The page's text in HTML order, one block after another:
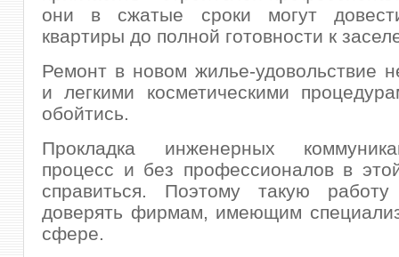
они в сжатые сроки могут
квартиры до полной готовности к
Ремонт в новом жилье-удовольствие
и легкими косметическими
обойтись.
Прокладка инженерных
процесс и без профессионалов в
справиться. Поэтому такую работу
доверять фирмам, имеющим
сфере.